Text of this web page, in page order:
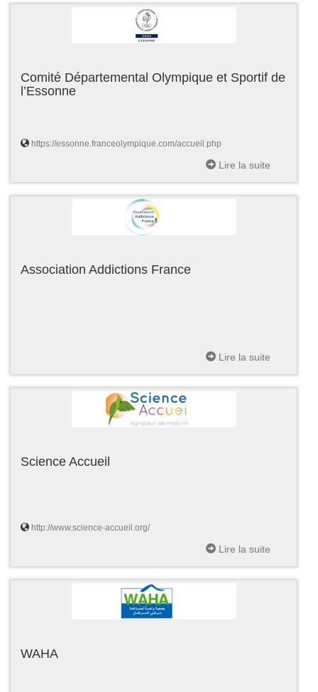
Comité Départemental Olympique et Sportif de
l’Essonne
https://essonne.franceolympique.com/accueil.php
Lire la suite
Association Addictions France
Lire la suite
Science Accueil
http://www.science-accueil.org/
Lire la suite
WAHA